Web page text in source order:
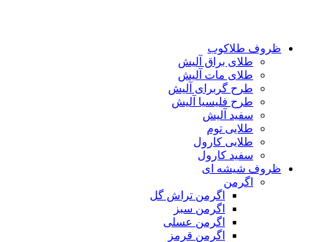
ظروف طلاکوب
طلای براق آلیش
طلای مات آلیش
طرح گربرای آلیش
طرح فلیسیا آلیش
سفید آلیش
طلایی توم
طلایی کارول
سفید کارول
ظروف شیشه ای
اگرمن
اگرمن تراش گل
اگرمن سبز
اگرمن عسلی
اگرمن قرمز